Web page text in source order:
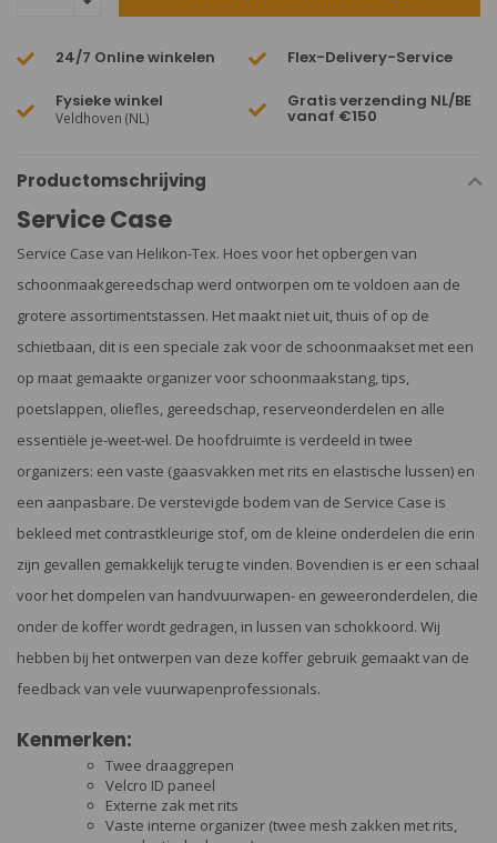
24/7 Online winkelen Flex-Delivery-Service
Fysieke winkel
Veldhoven (NL)
Gratis verzending NL/BE
vanaf €150
Productomschrijving
Service Case
Service Case van Helikon-Tex. Hoes voor het opbergen van
schoonmaakgereedschap werd ontworpen om te voldoen aan de
grotere assortimentstassen. Het maakt niet uit, thuis of op de
schietbaan, dit is een speciale zak voor de schoonmaakset met een
op maat gemaakte organizer voor schoonmaakstang, tips,
poetslappen, oliefles, gereedschap, reserveonderdelen en alle
essentiële je-weet-wel. De hoofdruimte is verdeeld in twee
organizers: een vaste (gaasvakken met rits en elastische lussen) en
een aanpasbare. De verstevigde bodem van de Service Case is
bekleed met contrastkleurige stof, om de kleine onderdelen die erin
zijn gevallen gemakkelijk terug te vinden. Bovendien is er een schaal
voor het dompelen van handvuurwapen- en geweeronderdelen, die
onder de koffer wordt gedragen, in lussen van schokkoord. Wij
hebben bij het ontwerpen van deze koffer gebruik gemaakt van de
feedback van vele vuurwapenprofessionals.
Kenmerken:
Twee draaggrepen
Velcro ID paneel
Externe zak met rits
Vaste interne organizer (twee mesh zakken met rits,